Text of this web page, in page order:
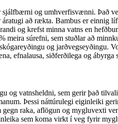
og umhverfisvænni. Það
að rækta. Bambus er einnig
og krefst minna vatns en
meira súrefni, sem stuðlar að
og jarðvegseyðingu.
efnalausa, siðferðilega og ábyrga
og vatnsheldni, sem gerir það
Þessi náttúrulegi eiginleiki
raka, aflögun og mygluvexti
sem koma virkt í veg fyrir